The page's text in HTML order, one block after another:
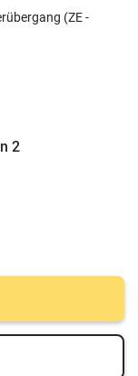
(ZE -
2